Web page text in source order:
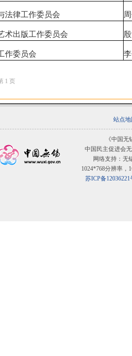
法律工作委员会
术出版工作委员会
作委员会
1 页
站点
《中国
中国民主促进会
网络支持：无
1024*768分辨率，
苏ICP备12036221